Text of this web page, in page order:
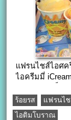
แฟรนไชส์ไอศค
ไอครีมมี่
ร้อยรส แฟรนไ
ไอติมโบราณ